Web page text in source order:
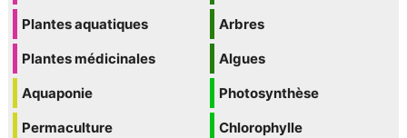
Plantes aquatiques
Plantes médicinales
Aquaponie
Permaculture
Arbres
Algues
Photosynthèse
Chlorophylle